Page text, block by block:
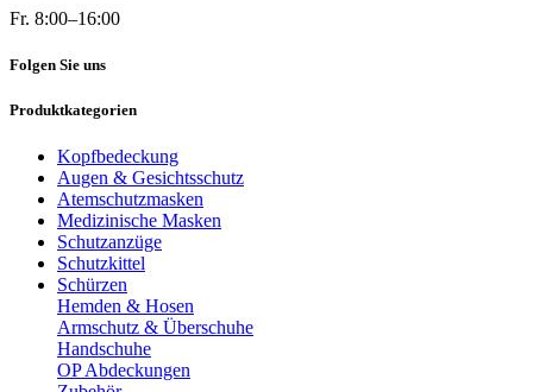
Fr. 8:00–16:00
Folgen Sie uns
Produktkategorien
Kopfbedeckung
Augen & Gesichtsschutz
Atemschutzmasken
Medizinische Masken
Schutzanzüge
Schutzkittel
Schürzen
Hemden & Hosen
Armschutz & Überschuhe
Handschuhe
OP Abdeckungen